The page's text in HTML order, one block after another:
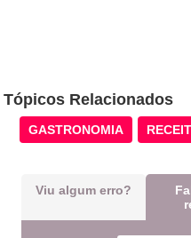
Tópicos Relacionados
GASTRONOMIA
Viu algum erro?